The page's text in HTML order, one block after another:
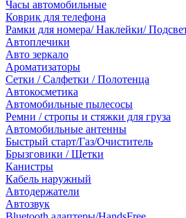
Часы автомобильные
Коврик для телефона
Рамки для номера/ Наклейки/
Автоплечики
Авто зеркало
Ароматизаторы
Сетки / Салфетки / Полотенца
Автокосметика
Автомобильные пылесосы
Ремни / стропы и стяжки для груза
Автомобильные антенны
Быстрый старт/Газ/Очиститель
Брызговики / Щетки
Канистры
Кабель наружный
Автодержатели
Автозвук